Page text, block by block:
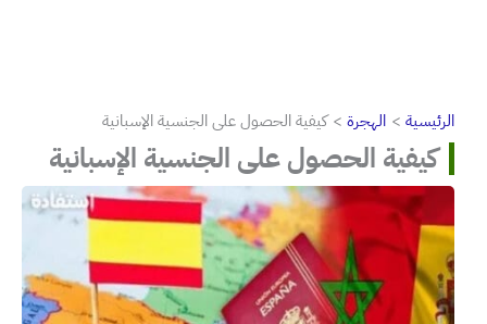
الرئيسية الهجرة كيفية الحصول على الجنسية الإسبانية
كيفية الحصول على الجنسية الإسبانية